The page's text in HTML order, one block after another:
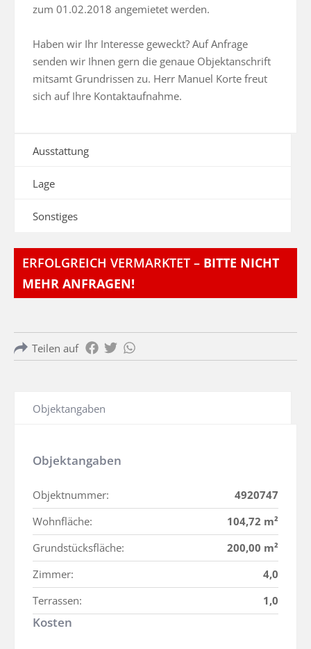
zum 01.02.2018 angemietet werden.
Haben wir Ihr Interesse geweckt? Auf Anfrage
senden wir Ihnen gern die genaue Objektanschrift
mitsamt Grundrissen zu. Herr Manuel Korte freut
sich auf Ihre Kontaktaufnahme.
Ausstattung
Lage
Sonstiges
ERFOLGREICH VERMARKTET – BITTE NICHT
MEHR ANFRAGEN!
Teilen auf
Objektangaben
Objektangaben
Objektnummer:
4920747
Wohnfläche:
104,72 m²
Grundstücksfläche:
200,00 m²
Zimmer:
4,0
Terrassen:
1,0
Kosten